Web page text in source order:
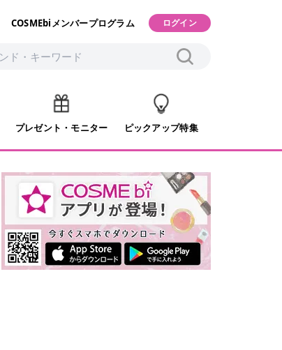
COSMEbiメンバープログラム ログイン
プレゼント・モニター ピックアップ特集